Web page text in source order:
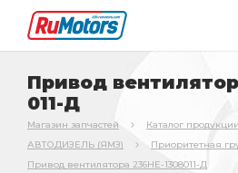
Привод
011-Д
Магазин запчастей
Каталог продукции
АВТОДИЗЕЛЬ (ЯМЗ)
Приоритетная
Привод вентилятора 236НЕ-1308011-Д